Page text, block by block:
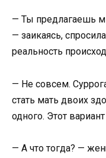
— Ты предлагаешь
— заикаясь,
реальность
— Не совсем.
стать мать двоих
одного. Этот
— А что тогда? —